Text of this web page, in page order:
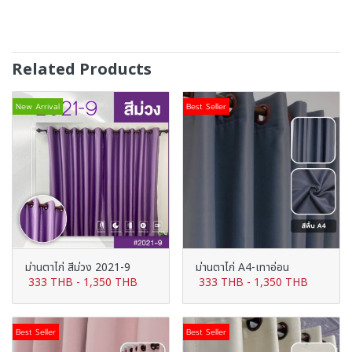
Related Products
New Arrival
ม่านตาไก่ สีม่วง 2021-9
333 THB - 1,350 THB
Best Seller
ม่านตาไก่ A4-เทาอ่อน
333 THB - 1,350 THB
Best Seller Best Seller